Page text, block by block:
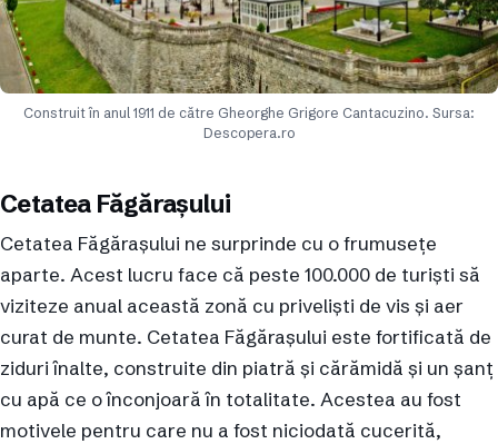
Construit în anul 1911 de către Gheorghe Grigore Cantacuzino. Sursa:
Descopera.ro
Cetatea Făgărașului
Cetatea Făgărașului ne surprinde cu o frumusețe
aparte. Acest lucru face că peste 100.000 de turiști să
viziteze anual această zonă cu priveliști de vis și aer
curat de munte. Cetatea Făgărașului este fortificată de
ziduri înalte, construite din piatră și cărămidă și un șanț
cu apă ce o înconjoară în totalitate. Acestea au fost
motivele pentru care nu a fost niciodată cucerită,